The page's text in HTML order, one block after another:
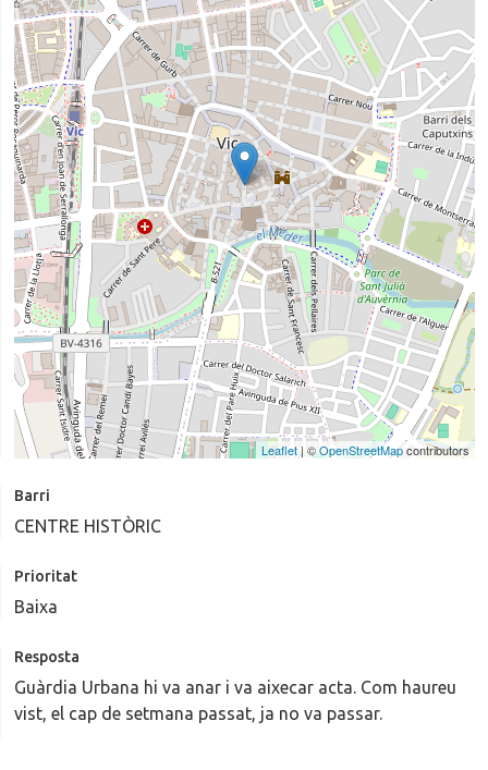
Leaflet| ©OpenStreetMapcontributors
Barri
CENTRE HISTÒRIC
Prioritat
Baixa
Resposta
Guàrdia Urbana hi va anar i va aixecar acta. Com haureu
vist, el cap de setmana passat, ja no va passar.